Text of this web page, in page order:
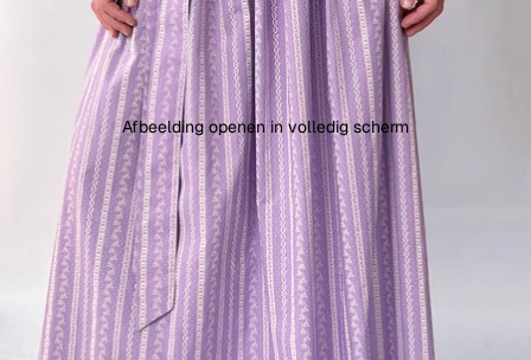
Afbeelding openen in volledig scherm